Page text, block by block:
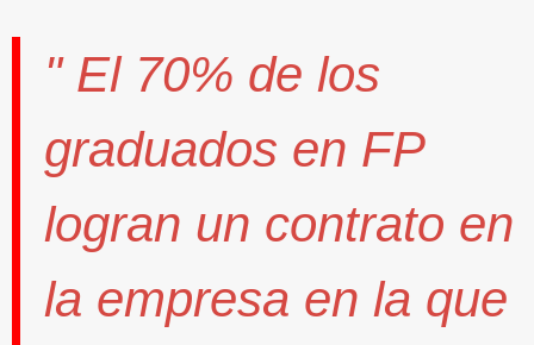
" El 70% de los
graduados en FP
logran un contrato en
la empresa en la que